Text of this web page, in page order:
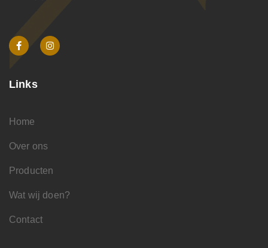
Links
Home
Over ons
Producten
Wat wij doen?
Contact